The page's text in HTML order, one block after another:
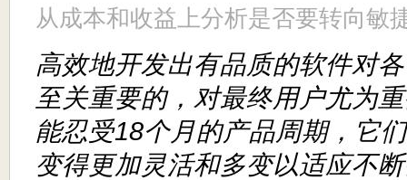
从成本和收益上分析是否要转向敏
高效地开发出有品质的软件对
至关重要的，对最终用户尤为
能忍受18个月的产品周期，它
变得更加灵活和多变以适应不